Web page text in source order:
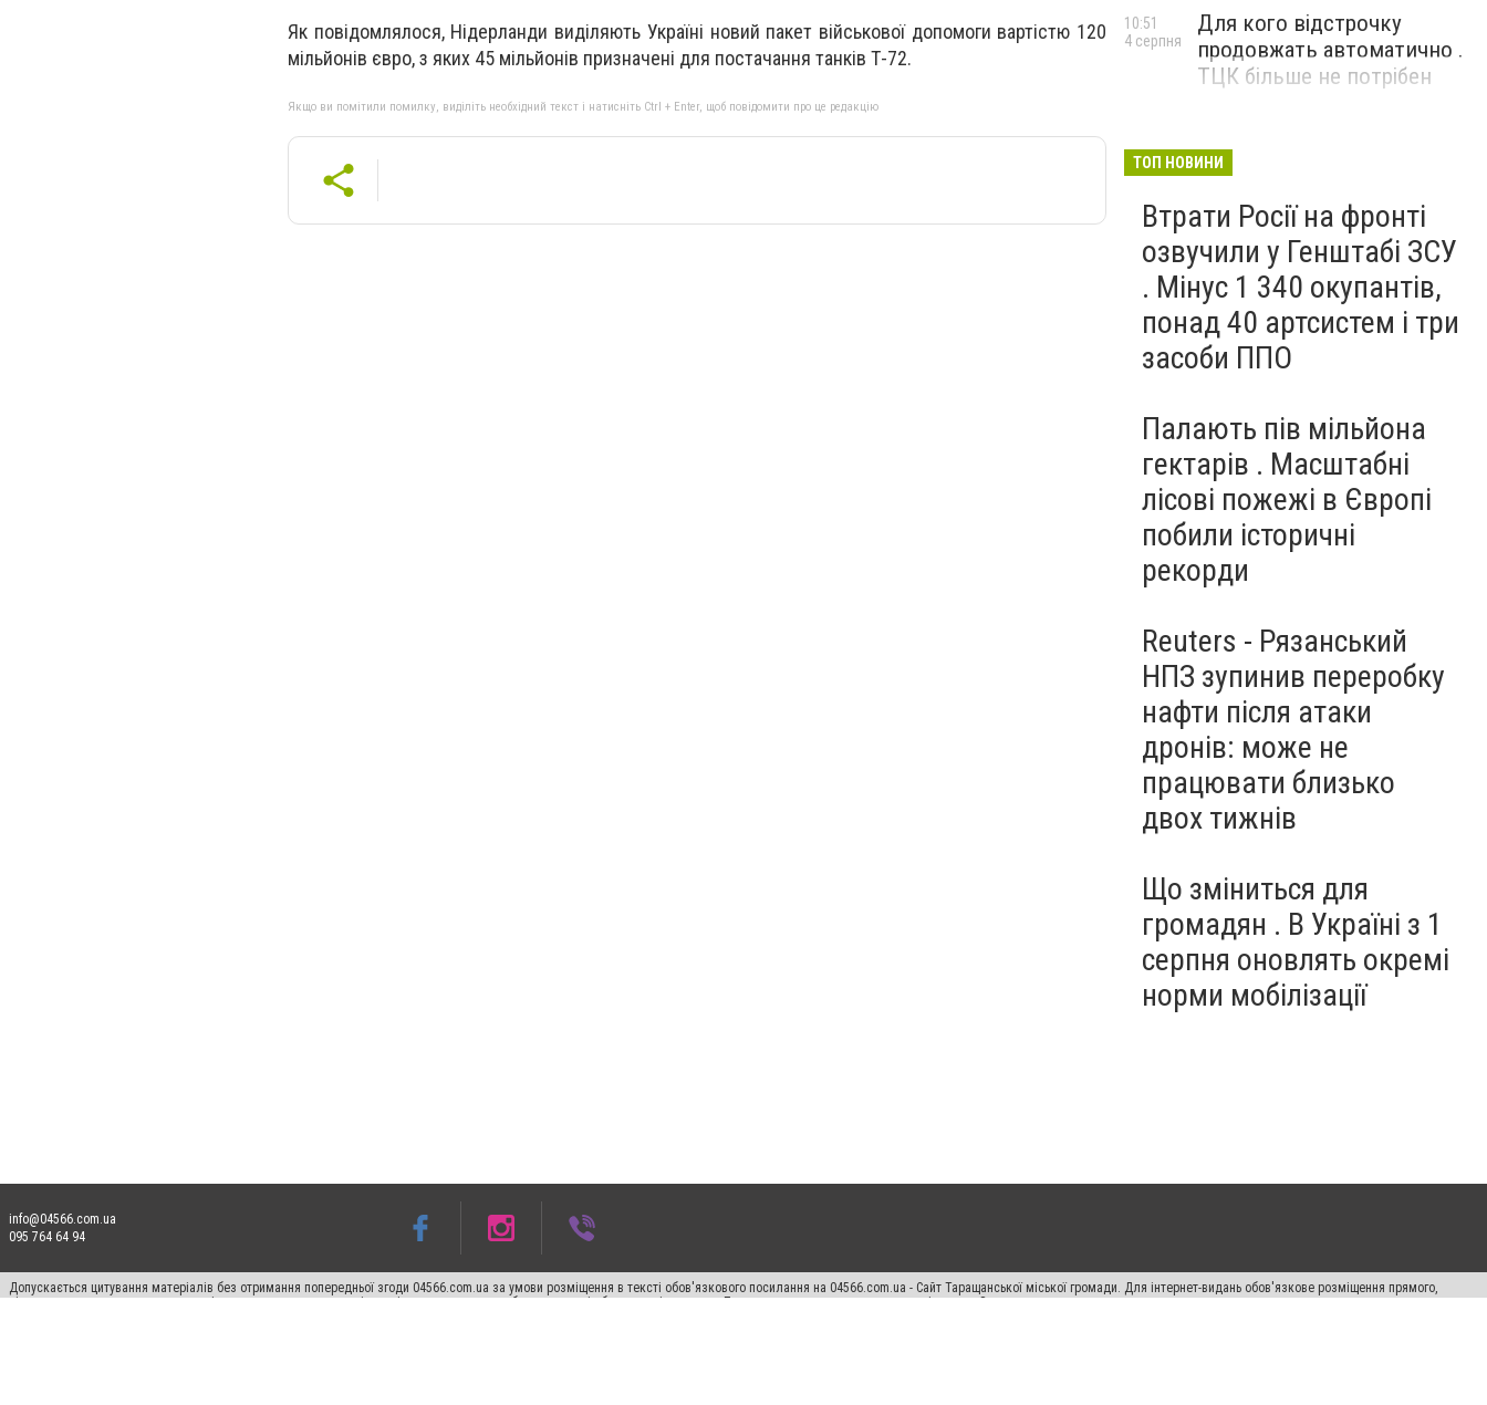
Як повідомлялося, Нідерланди виділяють Україні новий пакет військової допомоги вартістю 120
мільйонів євро, з яких 45 мільйонів призначені для постачання танків Т-72.
Якщо ви помітили помилку, виділіть необхідний текст і натисніть Ctrl + Enter, щоб повідомити про це редакцію
Для кого відстрочку
продовжать автоматично .
ТЦК більше не потрібен
10:51
4 серпня
ТОП НОВИНИ
Втрати Росії на фронті
озвучили у Генштабі ЗСУ
. Мінус 1 340 окупантів,
понад 40 артсистем і три
засоби ППО
Палають пів мільйона
гектарів . Масштабні
лісові пожежі в Європі
побили історичні
рекорди
Reuters - Рязанський
НПЗ зупинив переробку
нафти після атаки
дронів: може не
працювати близько
двох тижнів
Що зміниться для
громадян . В Україні з 1
серпня оновлять окремі
норми мобілізації
info@04566.com.ua
095 764 64 94
Допускається цитування матеріалів без отримання попередньої згоди 04566.com.ua за умови розміщення в тексті обов'язкового посилання на 04566.com.ua - Cайт Таращанської міської громади. Для інтернет-видань обов'язкове розміщення прямого,
відкритого для пошукових систем гіперпосилання на цитовані статті не нижче другого абзацу в тексті або в якості джерела. Порушення виняткових прав переслідується Законом.